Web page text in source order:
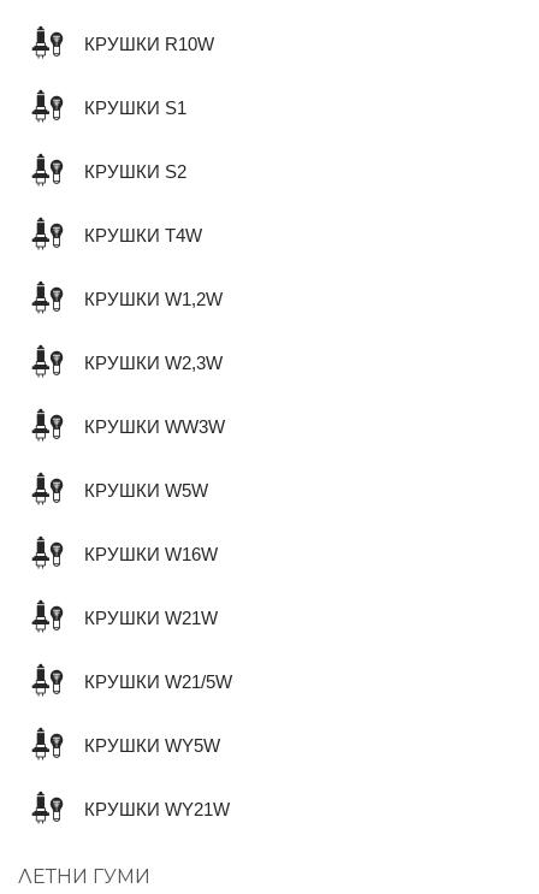
КРУШКИ R10W
КРУШКИ S1
КРУШКИ S2
КРУШКИ T4W
КРУШКИ W1,2W
КРУШКИ W2,3W
КРУШКИ WW3W
КРУШКИ W5W
КРУШКИ W16W
КРУШКИ W21W
КРУШКИ W21/5W
КРУШКИ WY5W
КРУШКИ WY21W
ЛЕТНИ ГУМИ